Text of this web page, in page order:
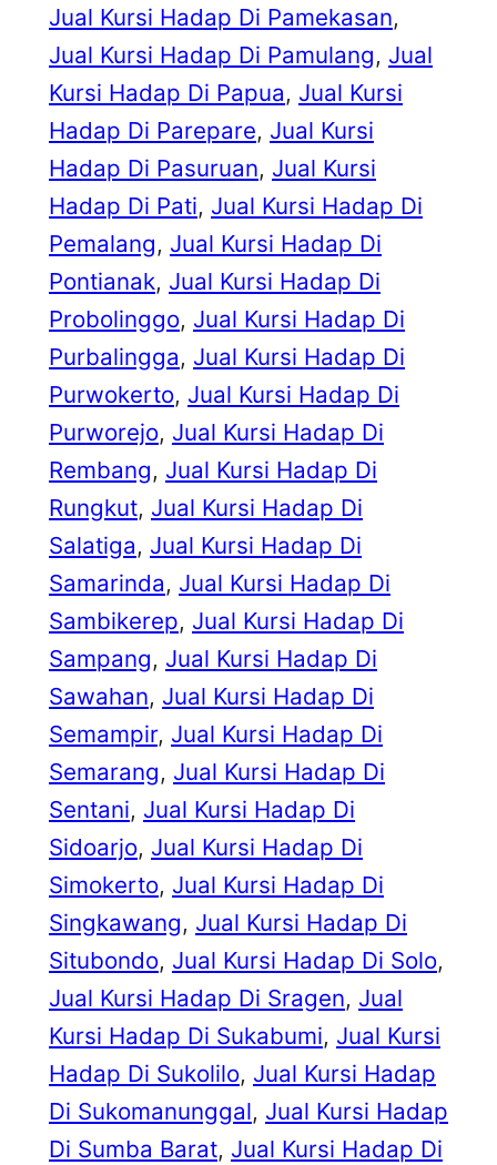
Jual Kursi Hadap Di Pamekasan
Jual Kursi Hadap Di Pamulang, Jual
Kursi Hadap Di Papua, Jual Kursi
Hadap Di Parepare, Jual Kursi
Hadap Di Pasuruan, Jual Kursi
Hadap Di Pati, Jual Kursi Hadap Di
Pemalang, Jual Kursi Hadap Di
Pontianak, Jual Kursi Hadap Di
Probolinggo, Jual Kursi Hadap Di
Purbalingga, Jual Kursi Hadap Di
Purwokerto, Jual Kursi Hadap Di
Purworejo, Jual Kursi Hadap Di
Rembang, Jual Kursi Hadap Di
Rungkut, Jual Kursi Hadap Di
Salatiga, Jual Kursi Hadap Di
Samarinda, Jual Kursi Hadap Di
Sambikerep, Jual Kursi Hadap Di
Sampang, Jual Kursi Hadap Di
Sawahan, Jual Kursi Hadap Di
Semampir, Jual Kursi Hadap Di
Semarang, Jual Kursi Hadap Di
Sentani, Jual Kursi Hadap Di
Sidoarjo, Jual Kursi Hadap Di
Simokerto, Jual Kursi Hadap Di
Singkawang, Jual Kursi Hadap Di
Situbondo, Jual Kursi Hadap Di Solo
Jual Kursi Hadap Di Sragen, Jual
Kursi Hadap Di Sukabumi, Jual Kursi
Hadap Di Sukolilo, Jual Kursi Hadap
Di Sukomanunggal, Jual Kursi Hadap
Di Sumba Barat, Jual Kursi Hadap Di